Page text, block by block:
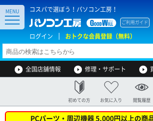
コスパで選ぼう！パソコン工房！
ご利用ガイド
ログイン おトクな会員登録（無料）
MENU
全国店舗情報 修理・サポート
初めての方 お気に入り 閲覧履歴
PCパーツ・周辺機器 5,000円以上の商